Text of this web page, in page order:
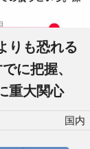
りも恐れる
に把握、
重大関心
国内